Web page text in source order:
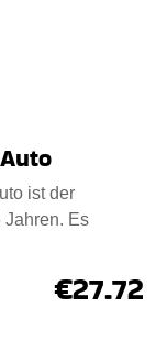
ist der
Jahren. Es
€27.72